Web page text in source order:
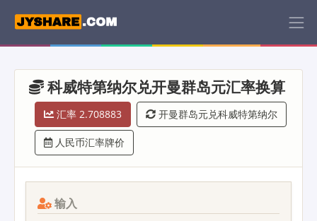
科威特第纳尔兑开曼群岛元汇率换算
汇率 2.708883 开曼群岛元兑科威特第纳尔
人民币汇率牌价
输入